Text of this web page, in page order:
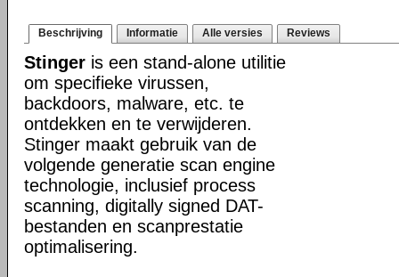
Beschrijving Informatie Alle versies Reviews
Stinger is een stand-alone utilitie
om specifieke virussen,
backdoors, malware, etc. te
ontdekken en te verwijderen.
Stinger maakt gebruik van de
volgende generatie scan engine
technologie, inclusief process
scanning, digitally signed DAT-
bestanden en scanprestatie
optimalisering.